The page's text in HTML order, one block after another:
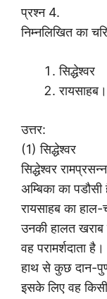
प्रश्न 4.
निम्नलिखित का
सिद्धेश्वर
रायसाहब।
उत्तर:
(1) सिद्धेश्वर
सिद्धेश्वर
अम्बिका का
रायसाहब का
उनकी हालत खराब
वह परामर्शदाता
हाथ से कुछ दान-
इसके लिए वह